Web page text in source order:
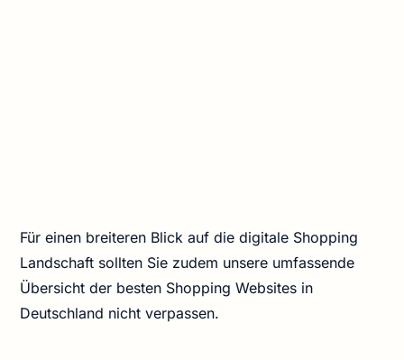
Für einen breiteren Blick auf die digitale Shopping
Landschaft sollten Sie zudem unsere umfassende
Übersicht der besten Shopping Websites in
Deutschland nicht verpassen.